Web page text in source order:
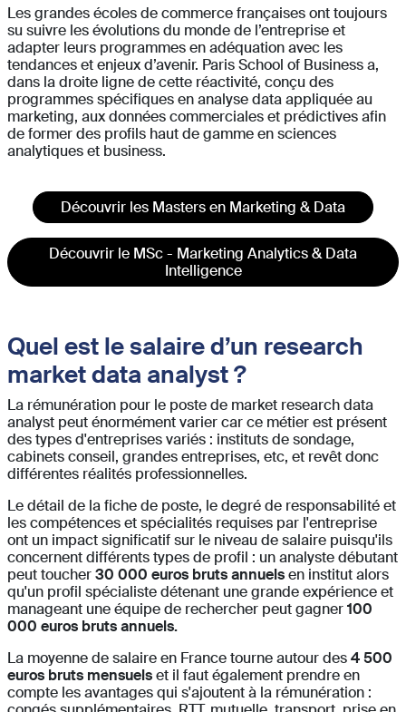
Les grandes écoles de commerce françaises ont toujours
su suivre les évolutions du monde de l’entreprise et
adapter leurs programmes en adéquation avec les
tendances et enjeux d’avenir. Paris School of Business a,
dans la droite ligne de cette réactivité, conçu des
programmes spécifiques en analyse data appliquée au
marketing, aux données commerciales et prédictives afin
de former des profils haut de gamme en sciences
analytiques et business.
Découvrir les Masters en Marketing & Data
Découvrir le MSc - Marketing Analytics & Data
Intelligence
Quel est le salaire d’un research
market data analyst ?
La rémunération pour le poste de market research data
analyst peut énormément varier car ce métier est présent
des types d'entreprises variés : instituts de sondage,
cabinets conseil, grandes entreprises, etc, et revêt donc
différentes réalités professionnelles.
Le détail de la fiche de poste, le degré de responsabilité et
les compétences et spécialités requises par l'entreprise
ont un impact significatif sur le niveau de salaire puisqu'ils
concernent différents types de profil : un analyste débutant
peut toucher30 000 euros bruts annuelsen institut alors
qu'un profil spécialiste détenant une grande expérience et
manageant une équipe de rechercher peut gagner100
000 euros bruts annuels.
La moyenne de salaire en France tourne autour des4 500
euros bruts mensuelset il faut également prendre en
compte les avantages qui s'ajoutent à la rémunération :